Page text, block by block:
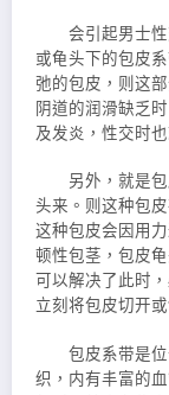
会引起男士性
或龟头下的包皮
弛的包皮，则这
阴道的润滑缺乏
及发炎，性交时
另外，就是包
头来。则这种包
这种包皮会因用
顿性包茎，包皮
可以解决了此时
立刻将包皮切开
包皮系带是位
织，内有丰富的